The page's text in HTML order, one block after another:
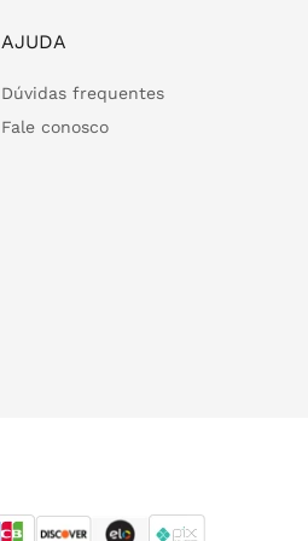
AJUDA
Dúvidas frequentes
Fale conosco